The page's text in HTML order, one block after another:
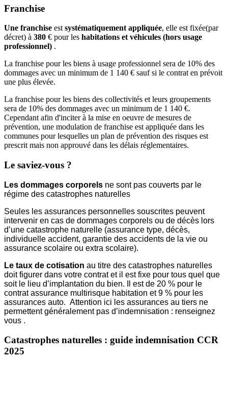
Franchise
Une franchise est systématiquement appliquée, elle est fixée(par
décret) à 380 € pour les habitations et véhicules (hors usage
professionnel) .
La franchise pour les biens à usage professionnel sera de 10% des
dommages avec un minimum de 1 140 € sauf si le contrat en prévoit
une plus élevée.
La franchise pour les biens des collectivités et leurs groupements
sera de 10% des dommages avec un minimum de 1 140 €.
Cependant afin d'inciter à la mise en oeuvre de mesures de
prévention, une modulation de franchise est appliquée dans les
communes pour lesquelles un plan de prévention des risques est
prescrit mais non approuvé dans les délais réglementaires.
Le saviez-vous ?
Les dommages corporels ne sont pas couverts par le
régime des catastrophes naturelles
Seules les assurances personnelles souscrites peuvent
intervenir en cas de dommages corporels ou de décès lors
d’une catastrophe naturelle (assurance type, décès,
individuelle accident, garantie des accidents de la vie ou
assurance scolaire ou extra scolaire).
Le taux de cotisation au titre des catastrophes naturelles
doit figurer dans votre contrat et il est fixe pour tous quel que
soit le lieu d’implantation du bien. Il est de 20 % pour le
contrat assurance multirisque habitation et 9 % pour les
assurances auto. Attention ici les assurances au tiers ne
permettent généralement pas d’indemnisation : renseignez
vous .
Catastrophes naturelles : guide indemnisation CCR
2025